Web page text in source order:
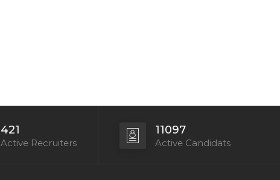
421
Active Recruiters
11097
Active Candidats